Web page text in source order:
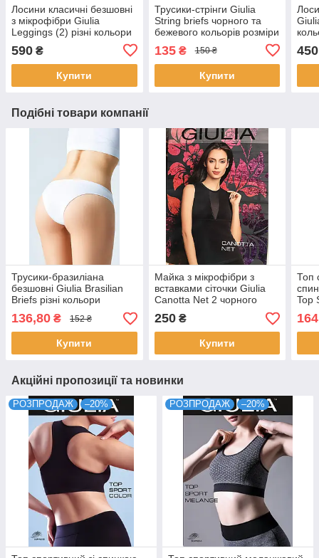
Лосини класичні безшовні
з мікрофібри Giulia
Leggings (2) різні кольори
590 ₴
Купити
Трусики-стрінги Giulia
String briefs чорного та
бежевого кольорів розміри
135₴ 150 ₴
Купити
450
Подібні товари компанії
Трусики-бразиліана
безшовні Giulia Brasilian
Briefs різні кольори
розміри S/M L/XL
136,80 ₴ 152 ₴
Купити
Майка з мікрофібри з
вставками сіточки Giulia
Canotta Net 2 чорного
кольору розміри M L XL
250₴
Купити
Топ
Top
164
Акційні пропозиції та новинки
РОЗПРОДАЖ –20% РОЗПРОДАЖ –20%